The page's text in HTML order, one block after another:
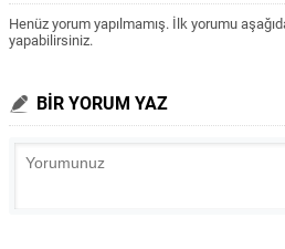
Henüz yorum yapılmamış. İlk yorumu
yapabilirsiniz.
BİR YORUM YAZ